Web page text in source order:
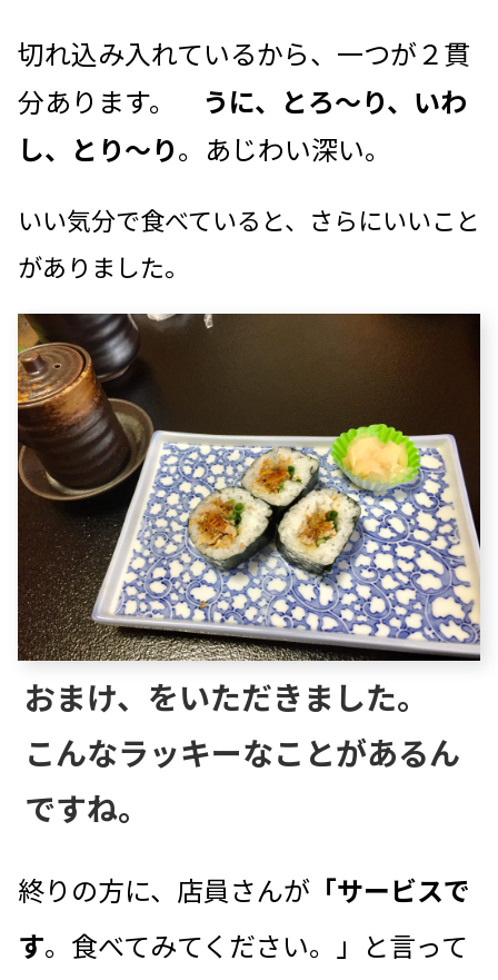
切れ込み入れているから、一つが２貫
分あります。
うに、とろ～り、いわ
し、とり～り。あじわい深い。
いい気分で食べていると、 さらにいいこと
がありました。
おまけ、をいただきました。
こんなラッキーなことがあるん
ですね。
終りの方に、店員さんが 「サービスで
す。食べてみてください。」と言って